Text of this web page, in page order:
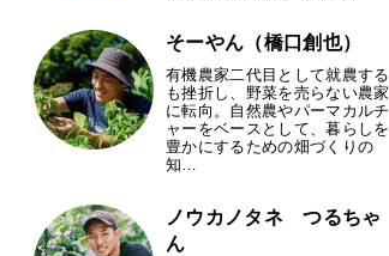
そーやん（橋口創也）
有機農家二代目として就農する
も挫折し、野菜を売らない農家
に転向。自然農やパーマカルチ
ャーをベースとして、暮らしを
豊かにするための畑づくりの
知…
ノウカノタネ つるちゃ
ん